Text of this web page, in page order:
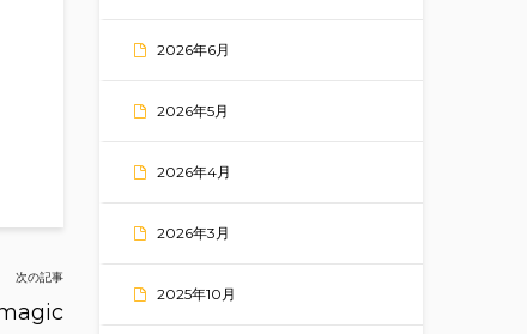
次の記事
2026年6月
2026年5月
2026年4月
2026年3月
2025年10月